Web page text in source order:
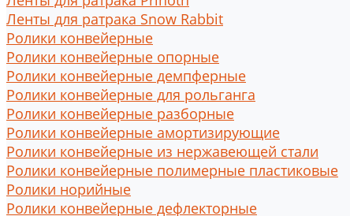
Ленты для ратрака Snow Rabbit
Ролики конвейерные
Ролики конвейерные опорные
Ролики конвейерные демпферные
Ролики конвейерные для рольганга
Ролики конвейерные разборные
Ролики конвейерные амортизирующие
Ролики конвейерные из нержавеющей стали
Ролики конвейерные полимерные пластиковые
Ролики норийные
Ролики конвейерные дефлекторные